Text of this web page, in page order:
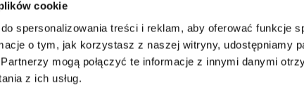
cookie
spersonalizowania treści i reklam, aby oferować funkcje
o tym, jak korzystasz z naszej witryny, udostępniamy
mogą połączyć te informacje z innymi danymi
z ich usług.